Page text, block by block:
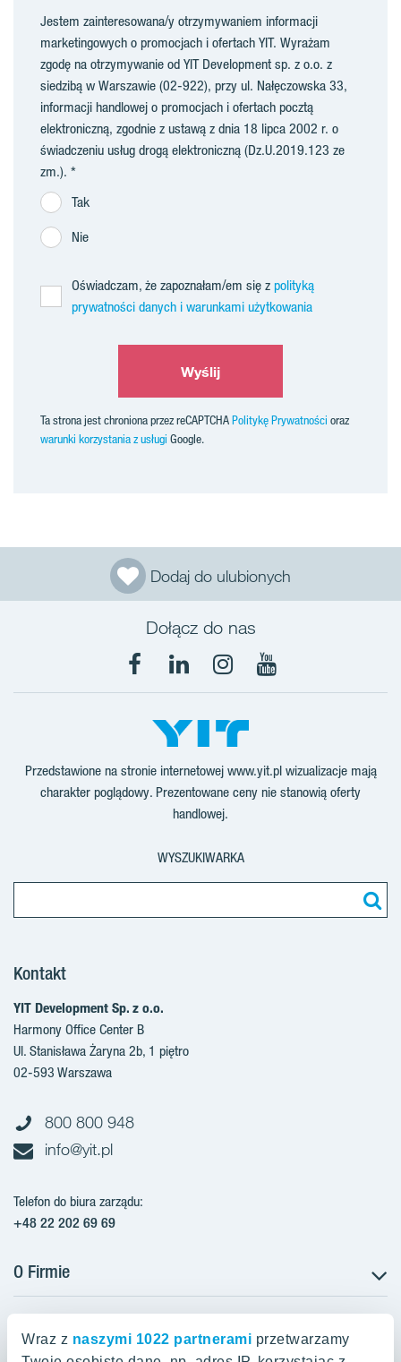
Wraz z naszymi 1022 partnerami przetwarzamy
Dodaj do ulubionych
Jestem zainteresowana/y otrzymywaniem informacji
marketingowych o promocjach i ofertach YIT. Wyrażam
zgodę na otrzymywanie od YIT Development sp. z o.o. z
siedzibą w Warszawie (02-922), przy ul. Nałęczowska 33,
informacji handlowej o promocjach i ofertach pocztą
elektroniczną, zgodnie z ustawą z dnia 18 lipca 2002 r. o
świadczeniu usług drogą elektroniczną (Dz.U.2019.123 ze
zm.).
Tak
Nie
Oświadczam, że zapoznałam/em się z polityką
prywatności danych i warunkami użytkowania
Wyślij
Ta strona jest chroniona przez reCAPTCHAPolitykę Prywatności oraz
warunki korzystania z usługi Google.
Dołącz do nas
Facebook
LinkedInInstagram
YouTube
Przedstawione na stronie internetowej www.yit.pl wizualizacje mają
charakter poglądowy. Prezentowane ceny nie stanowią oferty
handlowej.
WYSZUKIWARKA
Kontakt
YIT Development Sp. z o.o.
Harmony Office Center B
Ul. Stanisława Żaryna 2b, 1 piętro
02-593 Warszawa
800 800 948
info@yit.pl
Telefon do biura zarządu:
+48 22 202 69 69
O Firmie
Projekty w przygotowaniu
Projekty zrealizowane
Projekty w Polsce